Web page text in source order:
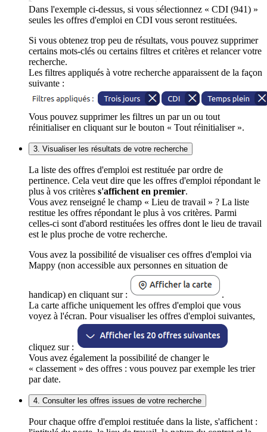
Dans l'exemple ci-dessus, si vous sélectionnez « CDI (941) »
seules les offres d'emploi en CDI vous seront restituées.
Si vous obtenez trop peu de résultats, vous pouvez supprimer
certains mots-clés ou certains filtres et critères et relancer votre
recherche.
Les filtres appliqués à votre recherche apparaissent de la façon
suivante :
Vous pouvez supprimer les filtres un par un ou tout
réinitialiser en cliquant sur le bouton « Tout réinitialiser ».
3. Visualiser les résultats de votre recherche
La liste des offres d'emploi est restituée par ordre de
pertinence. Cela veut dire que les offres d'emploi répondant le
plus à vos critères s'affichent en premier.
Vous avez renseigné le champ « Lieu de travail » ? La liste
restitue les offres répondant le plus à vos critères. Parmi
celles-ci sont d'abord restituées les offres dont le lieu de travail
est le plus proche de votre recherche.
Vous avez la possibilité de visualiser ces offres d'emploi via
Mappy (non accessible aux personnes en situation de
handicap) en cliquant sur :
.
La carte affiche uniquement les offres d'emploi que vous
voyez à l'écran. Pour visualiser les offres d'emploi suivantes,
cliquez sur :
Vous avez également la possibilité de changer le
« classement » des offres : vous pouvez par exemple les trier
par date.
4. Consulter les offres issues de votre recherche
Pour chaque offre d'emploi restituée dans la liste, s'affichent :